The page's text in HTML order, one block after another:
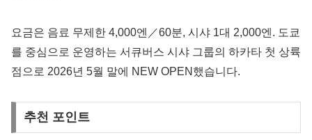
요금은 음료 무제한 4,000엔／60분, 시샤 1대 2,000엔. 도쿄
를 중심으로 운영하는 서큐버스 시샤 그룹의 하카타 첫 상륙
점으로 2026년 5월 말에 NEW OPEN했습니다.
추천 포인트